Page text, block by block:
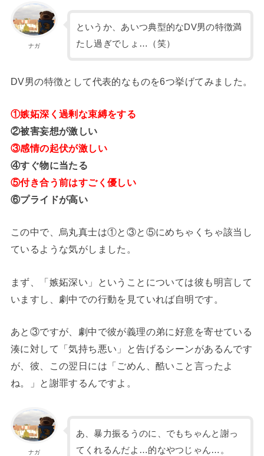
ナガ
というか、あいつ典型的なDV男の特徴満
たし過ぎでしょ…（笑）
DV男の特徴として代表的なものを6つ挙げてみました。
①嫉妬深く過剰な束縛をする
②被害妄想が激しい
③感情の起伏が激しい
④すぐ物に当たる
⑤付き合う前はすごく優しい
⑥プライドが高い
この中で、烏丸真士は①と③と⑤にめちゃくちゃ該当し
ているような気がしました。
まず、「嫉妬深い」ということについては彼も明言して
いますし、劇中での行動を見ていれば自明です。
あと③ですが、劇中で彼が義理の弟に好意を寄せている
湊に対して「気持ち悪い」と告げるシーンがあるんです
が、彼、この翌日には「ごめん、酷いこと言ったよ
ね。」と謝罪するんですよ。
ナガ
あ、暴力振るうのに、でもちゃんと謝っ
てくれるんだよ…的なやつじゃん…。